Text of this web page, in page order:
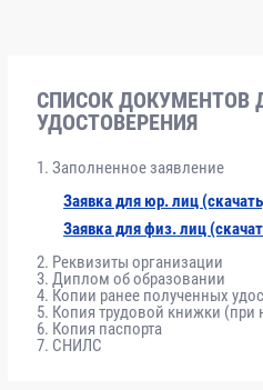
СПИСОК ДОКУМЕНТОВ
УДОСТОВЕРЕНИЯ
Заполненное заявление
Заявка для юр. лиц
Заявка для физ. лиц
Реквизиты организации
Диплом об образовании
Копии ранее полученных
Копия трудовой книжки (при
Копия паспорта
СНИЛС
Модуль
2
реставрационных
3
Модуль
Организационные